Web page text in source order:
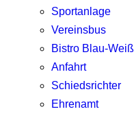
Sportanlage
Vereinsbus
Bistro Blau-Weiß
Anfahrt
Schiedsrichter
Ehrenamt